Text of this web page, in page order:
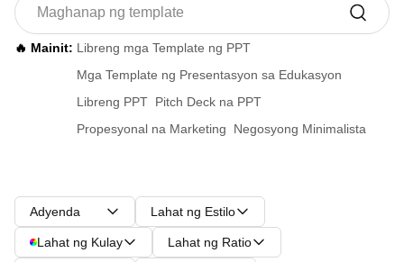
🔥 Mainit: Libreng mga Template ng PPT
Mga Template ng Presentasyon sa Edukasyon
Libreng PPT Pitch Deck na PPT
Propesyonal na Marketing
Negosyong Minimalista
Adyenda Lahat ng Estilo
Lahat ng Kulay Lahat ng Ratio